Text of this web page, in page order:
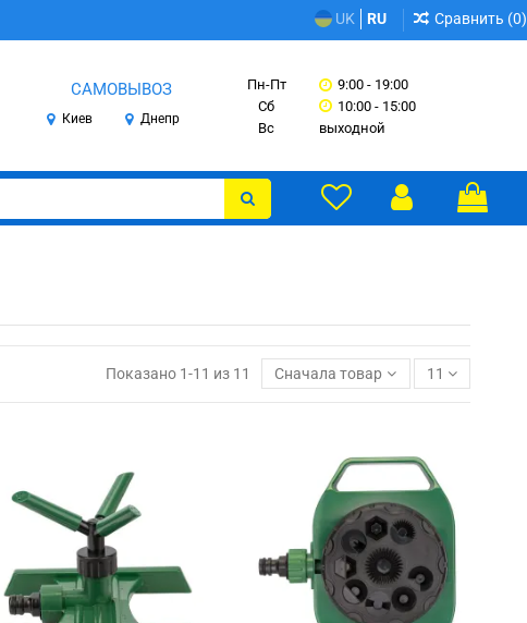
UK RU Сравнить (0)
САМОВЫВОЗ
Киев Днепр
Пн-Пт
Сб
Вс
9:00 - 19:00
10:00 - 15:00
выходной
Показано 1-11 из 11 Сначала товары в наличии
11